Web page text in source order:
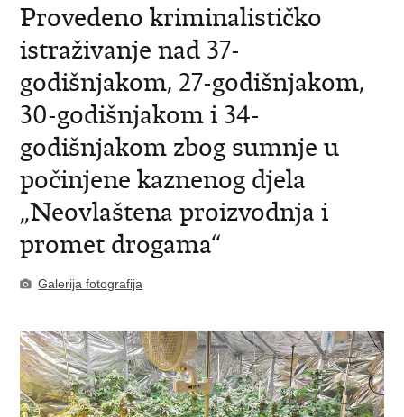
Provedeno kriminalističko
istraživanje nad 37-
godišnjakom, 27-godišnjakom,
30-godišnjakom i 34-
godišnjakom zbog sumnje u
počinjene kaznenog djela
„Neovlaštena proizvodnja i
promet drogama“
Galerija fotografija